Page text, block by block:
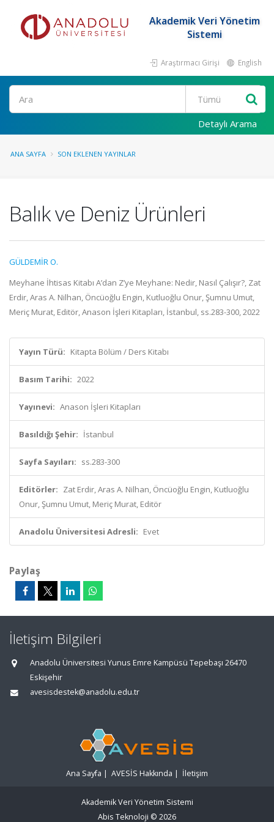
Akademik Veri Yönetim
Sistemi
Araştırmacı Girişi English
Ara
Detaylı Arama
ANA SAYFA SON EKLENEN YAYINLAR
Balık ve Deniz Ürünleri
GÜLDEMİR O.
Meyhane İhtisas Kitabı A’dan Z’ye Meyhane: Nedir, Nasıl Çalışır?, Zat
Erdir, Aras A. Nilhan, Öncüoğlu Engin, Kutluoğlu Onur, Şumnu Umut,
Meriç Murat, Editör, Anason İşleri Kitapları, İstanbul, ss.283-300, 2022
Yayın Türü: Kitapta Bölüm / Ders Kitabı
Basım Tarihi: 2022
Yayınevi: Anason İşleri Kitapları
Basıldığı Şehir: İstanbul
Sayfa Sayıları: ss.283-300
Editörler: Zat Erdir, Aras A. Nilhan, Öncüoğlu Engin, Kutluoğlu
Onur, Şumnu Umut, Meriç Murat, Editör
Anadolu Üniversitesi Adresli: Evet
Paylaş
İletişim Bilgileri
Anadolu Üniversitesi Yunus Emre Kampüsü Tepebaşı 26470
Eskişehir
avesisdestek@anadolu.edu.tr
Ana Sayfa | AVESİS Hakkında | İletişim
Akademik Veri Yönetim Sistemi
Abis Teknoloji © 2026